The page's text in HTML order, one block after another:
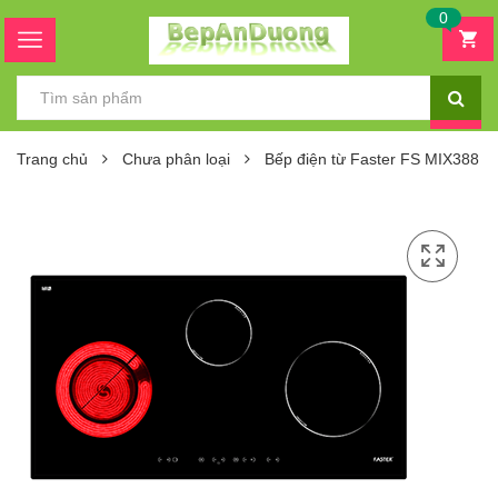
0
Trang chủ Chưa phân loại Bếp điện từ Faster FS MIX388